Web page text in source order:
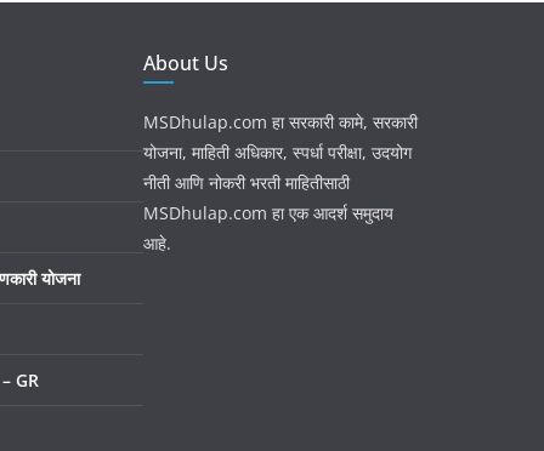
योजना
– GR
About Us
MSDhulap.com हा सरकारी कामे, सरकारी
योजना, माहिती अधिकार, स्पर्धा परीक्षा, उदयोग
नीती आणि नोकरी भरती माहितीसाठी
MSDhulap.com हा एक आदर्श समुदाय
आहे.